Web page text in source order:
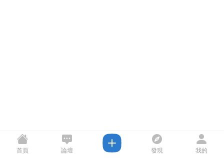
首頁 論壇 發現 我的